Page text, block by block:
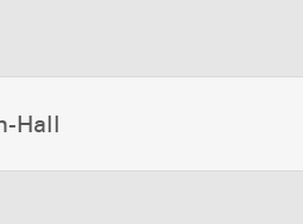
Hall